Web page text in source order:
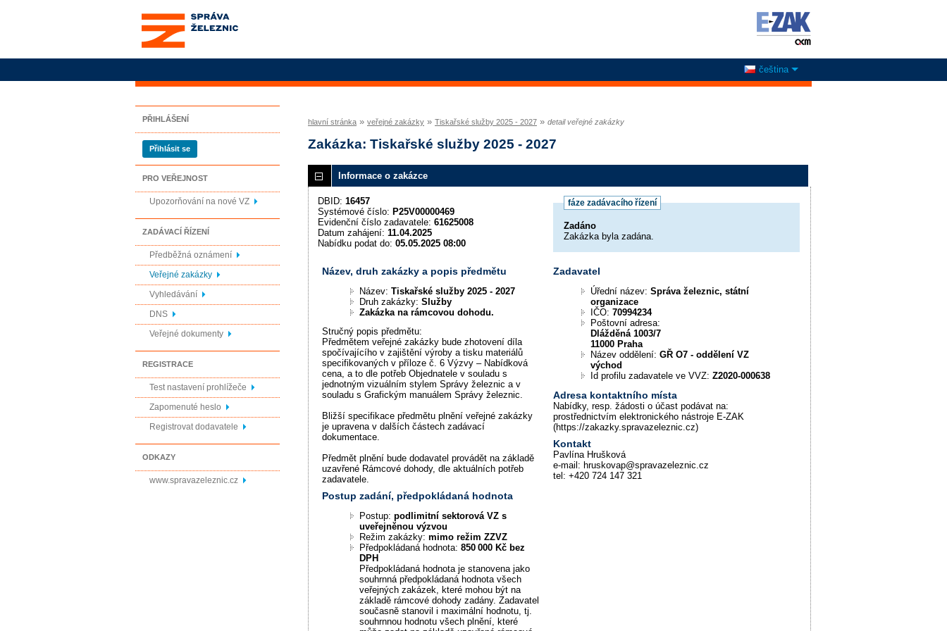
Správa železnic, státní
organizace
čeština
PŘIHLÁŠENÍ
Přihlásit se
PRO VEŘEJNOST
Upozorňování na nové VZ
ZADÁVACÍ ŘÍZENÍ
Předběžná oznámení
Veřejné zakázky
Vyhledávání
DNS
Veřejné dokumenty
REGISTRACE
Test nastavení prohlížeče
Zapomenuté heslo
Registrovat dodavatele
ODKAZY
www.spravazeleznic.cz
hlavní stránka » veřejné zakázky » Tiskařské služby 2025 - 2027 » detail veřejné zakázky
Zakázka: Tiskařské služby 2025 - 2027
Informace o zakázce
fáze zadávacího řízení
Zadáno
Zakázka byla zadána.
DBID: 16457
Systémové číslo: P25V00000469
Evidenční číslo zadavatele: 61625008
Datum zahájení: 11.04.2025
Nabídku podat do: 05.05.2025 08:00
Název, druh zakázky a popis předmětu
Název:Tiskařské služby 2025 - 2027
Druh zakázky:Služby
Zakázka na rámcovou dohodu.
Stručný popis předmětu:
Předmětem veřejné zakázky bude zhotovení díla
spočívajícího v zajištění výroby a tisku materiálů
specifikovaných v příloze č. 6 Výzvy – Nabídková
cena, a to dle potřeb Objednatele v souladu s
jednotným vizuálním stylem Správy železnic a v
souladu s Grafickým manuálem Správy železnic.
Bližší specifikace předmětu plnění veřejné zakázky
je upravena v dalších částech zadávací
dokumentace.
Předmět plnění bude dodavatel provádět na základě
uzavřené Rámcové dohody, dle aktuálních potřeb
zadavatele.
Postup zadání, předpokládaná hodnota
Postup:podlimitní sektorová VZ s
uveřejněnou výzvou
Režim zakázky:mimo režim ZZVZ
Předpokládaná hodnota:850 000 Kč bez
DPH
Předpokládaná hodnota je stanovena jako
souhrnná předpokládaná hodnota všech
veřejných zakázek, které mohou být na
základě rámcové dohody zadány. Zadavatel
současně stanovil i maximální hodnotu, tj.
souhrnnou hodnotu všech plnění, které
Zadavatel
Úřední název:Správa železnic, státní
organizace
IČO:70994234
Poštovní adresa:
Dlážděná 1003/7
11000 Praha
Název oddělení:GŘ O7 - oddělení VZ
východ
Id profilu zadavatele ve VVZ:Z2020-000638
Adresa kontaktního místa
Nabídky, resp. žádosti o účast podávat na:
prostřednictvím elektronického nástroje E-ZAK
(https://zakazky.spravazeleznic.cz)
Kontakt
Pavlína Hrušková
e-mail: hruskovap@spravazeleznic.cz
tel: +420 724 147 321